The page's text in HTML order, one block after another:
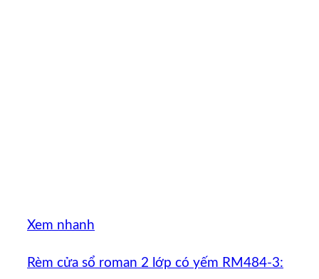
Xem nhanh
Rèm cửa sổ roman 2 lớp có yếm RM484-3: